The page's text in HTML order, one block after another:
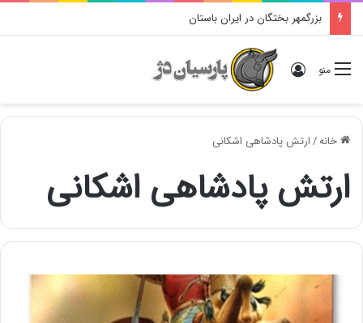
بزرگمهر بختگان در ایران باستان
منو ورود
خانه/ارتش پادشاهی اشکانی
ارتش پادشاهی اشکانی